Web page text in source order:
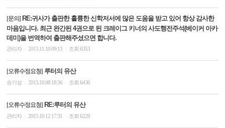
[문의] RE:귀사가 출판한 훌륭한 신학저서에 많은 도움을 받고 있어 항상 감사한
마음입니다. 최근 완간된 4권으로 된 크레이그 키너의 사도행전주석(베이커 아카
데미)을 번역하여 출판해주셨으면 합니다.
관리자 2015.11.10 09:13 조회 6353
[오류수정요청] 루터의 유산
송기성 2015.10.08 18:36 조회 6436
[오류수정요청] RE:루터의 유산
관리자 2015.10.12 17:31 조회 6228